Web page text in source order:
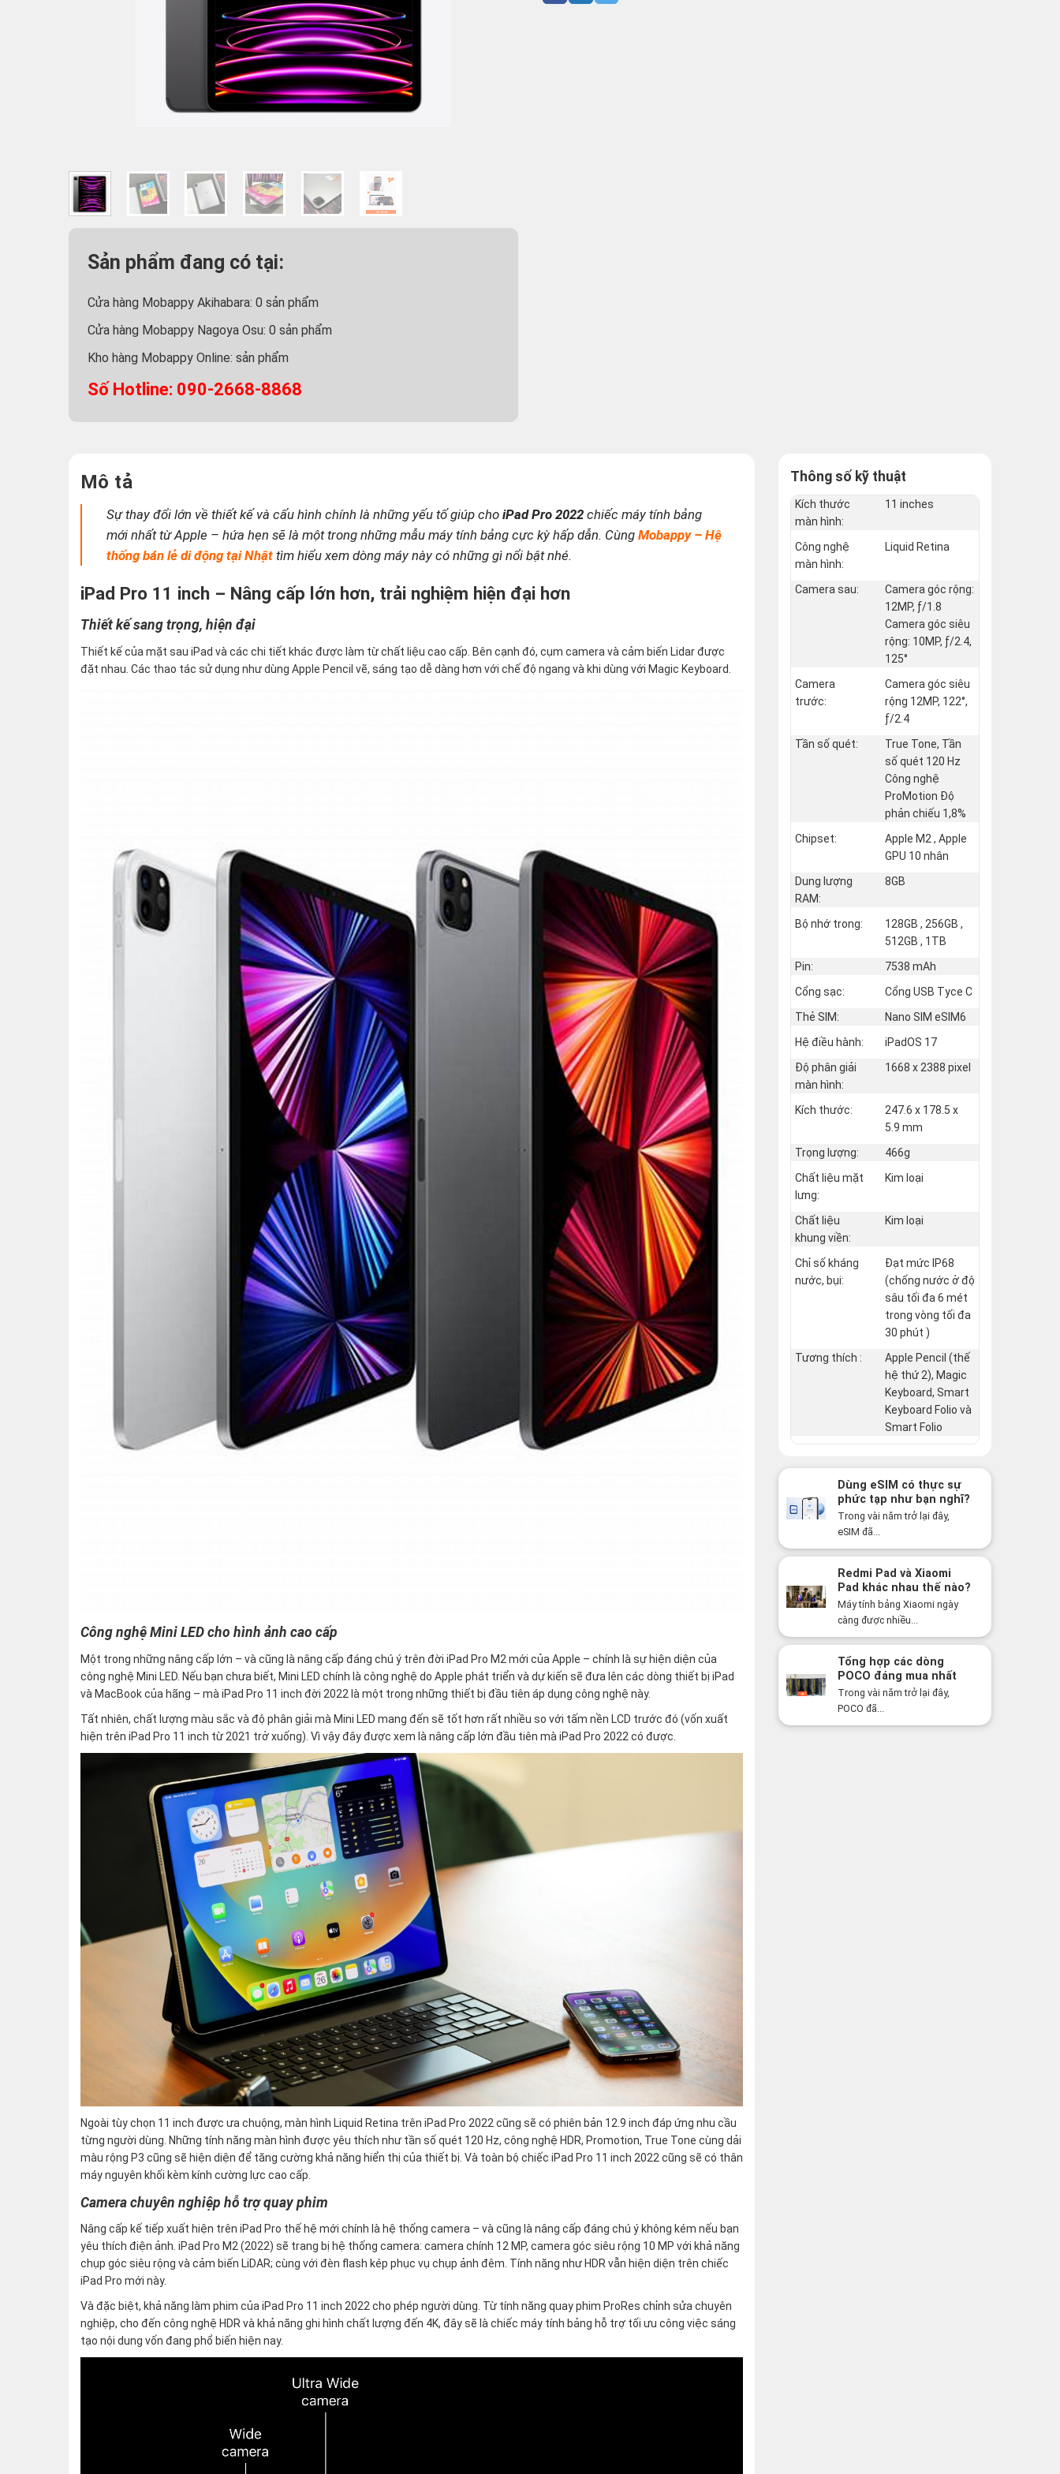
Sản phẩm đang có tại:
Cửa hàng Mobappy Akihabara: 0 sản phẩm
Cửa hàng Mobappy Nagoya Osu: 0 sản phẩm
Kho hàng Mobappy Online: sản phẩm
Số Hotline: 090-2668-8868
Mô tả
Sự thay đổi lớn về thiết kế và cấu hình chính là những yếu tố giúp choiPad Pro 2022 chiếc máy tính bảng
mới nhất từ Apple – hứa hẹn sẽ là một trong những mẫu máy tính bảng cực kỳ hấp dẫn. CùngMobappy – Hệ
thống bán lẻ di động tại Nhật tìm hiểu xem dòng máy này có những gì nổi bật nhé.
iPad Pro 11 inch – Nâng cấp lớn hơn, trải nghiệm hiện đại hơn
Thiết kế sang trọng, hiện đại
Thiết kế của mặt sau iPad và các chi tiết khác được làm từ chất liệu cao cấp. Bên cạnh đó, cụm camera và cảm biến Lidar được
đặt nhau. Các thao tác sử dụng như dùng Apple Pencil vẽ, sáng tạo dễ dàng hơn với chế độ ngang và khi dùng với Magic Keyboard.
Công nghệ Mini LED cho hình ảnh cao cấp
Một trong những nâng cấp lớn – và cũng là nâng cấp đáng chú ý trên đời iPad Pro M2 mới của Apple – chính là sự hiện diện của
công nghệ Mini LED. Nếu bạn chưa biết, Mini LED chính là công nghệ do Apple phát triển và dự kiến sẽ đưa lên các dòng thiết bị iPad
và MacBook của hãng – mà iPad Pro 11 inch đời 2022 là một trong những thiết bị đầu tiên áp dụng công nghệ này.
Tất nhiên, chất lượng màu sắc và độ phân giải mà Mini LED mang đến sẽ tốt hơn rất nhiều so với tấm nền LCD trước đó (vốn xuất
hiện trên iPad Pro 11 inch từ 2021 trở xuống). Vì vậy đây được xem là nâng cấp lớn đầu tiên mà iPad Pro 2022 có được.
Ngoài tùy chọn 11 inch được ưa chuộng, màn hình Liquid Retina trên iPad Pro 2022 cũng sẽ có phiên bản 12.9 inch đáp ứng nhu cầu
từng người dùng. Những tính năng màn hình được yêu thích như tần số quét 120 Hz, công nghệ HDR, Promotion, True Tone cùng dải
màu rộng P3 cũng sẽ hiện diện để tăng cường khả năng hiển thị của thiết bị. Và toàn bộ chiếc iPad Pro 11 inch 2022 cũng sẽ có thân
máy nguyên khối kèm kính cường lực cao cấp.
Camera chuyên nghiệp hỗ trợ quay phim
Nâng cấp kế tiếp xuất hiện trên iPad Pro thế hệ mới chính là hệ thống camera – và cũng là nâng cấp đáng chú ý không kém nếu bạn
yêu thích điện ảnh. iPad Pro M2 (2022) sẽ trang bị hệ thống camera: camera chính 12 MP, camera góc siêu rộng 10 MP với khả năng
chụp góc siêu rộng và cảm biến LiDAR; cùng với đèn flash kép phục vụ chụp ảnh đêm. Tính năng như HDR vẫn hiện diện trên chiếc
iPad Pro mới này.
Và đặc biệt, khả năng làm phim của iPad Pro 11 inch 2022 cho phép người dùng. Từ tính năng quay phim ProRes chỉnh sửa chuyên
nghiệp, cho đến công nghệ HDR và khả năng ghi hình chất lượng đến 4K, đây sẽ là chiếc máy tính bảng hỗ trợ tối ưu công việc sáng
tạo nội dung vốn đang phổ biến hiện nay.
Thông số kỹ thuật
Kích thước
màn hình:
11 inches
Công nghệ
màn hình:
Liquid Retina
Camera sau:
Camera góc rộng:
12MP, ƒ/1.8
Camera góc siêu
rộng: 10MP, ƒ/2.4,
125°
Camera
trước:
Camera góc siêu
rộng 12MP, 122°,
ƒ/2.4
Tần số quét:
True Tone, Tần
số quét 120 Hz
Công nghệ
ProMotion Độ
phản chiếu 1,8%
Chipset:
Apple M2 , Apple
GPU 10 nhân
Dung lượng
RAM:
8GB
Bộ nhớ trong:
128GB , 256GB ,
512GB , 1TB
Pin:
7538 mAh
Cổng sạc:
Cổng USB Tyce C
Thẻ SIM:
Nano SIM eSIM6
Hệ điều hành:
iPadOS 17
Độ phân giải
màn hình:
1668 x 2388 pixel
Kích thước:
247.6 x 178.5 x
5.9 mm
Trọng lượng:
466g
Chất liệu mặt
lưng:
Kim loại
Chất liệu
khung viền:
Kim loại
Chỉ số kháng
nước, bụi:
Đạt mức IP68
(chống nước ở độ
sâu tối đa 6 mét
trong vòng tối đa
30 phút )
Tương thích :
Apple Pencil (thế
hệ thứ 2), Magic
Keyboard, Smart
Keyboard Folio và
Smart Folio
Dùng eSIM có thực sự
phức tạp như bạn nghĩ?
Sự thật có thể khiến
bạn bất ngờ!
Trong vài năm trở lại đây,
eSIM đã...
Redmi Pad và Xiaomi
Pad khác nhau thế nào?
Nên mua dòng nào năm
2026?
Máy tính bảng Xiaomi ngày
càng được nhiều...
Tổng hợp các dòng
POCO đáng mua nhất
năm 2026: Hiệu năng
mạnh, giá cực tốt
Trong vài năm trở lại đây,
POCO đã...